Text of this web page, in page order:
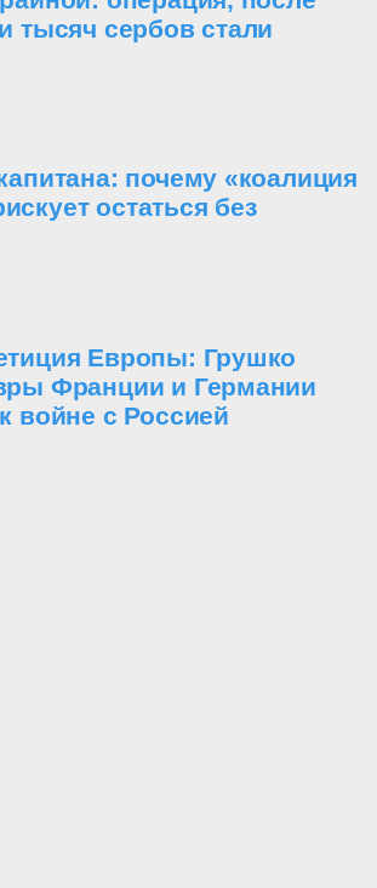
тысяч сербов стали
почему «коалиция
остаться без
Европы: Грушко
Франции и Германии
войне с Россией